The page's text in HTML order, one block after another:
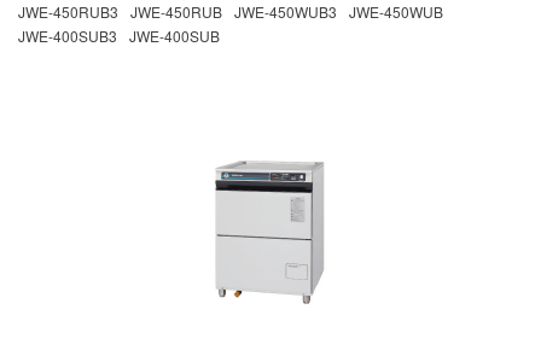
JWE-450RUB3 JWE-450RUB JWE-450WUB3
JWE-450WUB
JWE-400SUB3
JWE-400SUB